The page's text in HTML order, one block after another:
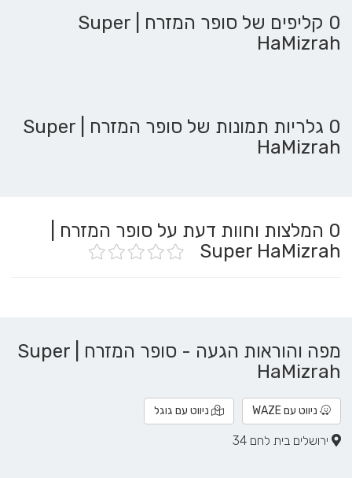
0 קליפים של סופר המזרח | Super
HaMizrah
0 גלריות תמונות של סופר המזרח | Super
HaMizrah
0 המלצות וחוות דעת על סופר המזרח |
Super HaMizrah
מפה והוראות הגעה - סופר המזרח | Super
HaMizrah
ניווט עם WAZE ניווט עם גוגל
ירושלים בית לחם 34